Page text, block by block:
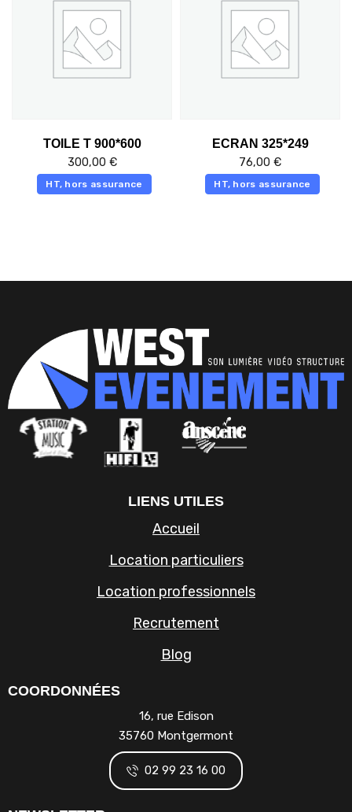
TOILE T 900*600
300,00 €
HT, hors assurance
ECRAN 325*249
76,00 €
HT, hors assurance
LIENS UTILES
Accueil
Location particuliers
Location professionnels
Recrutement
Blog
COORDONNÉES
16, rue Edison
35760 Montgermont
02 99 23 16 00